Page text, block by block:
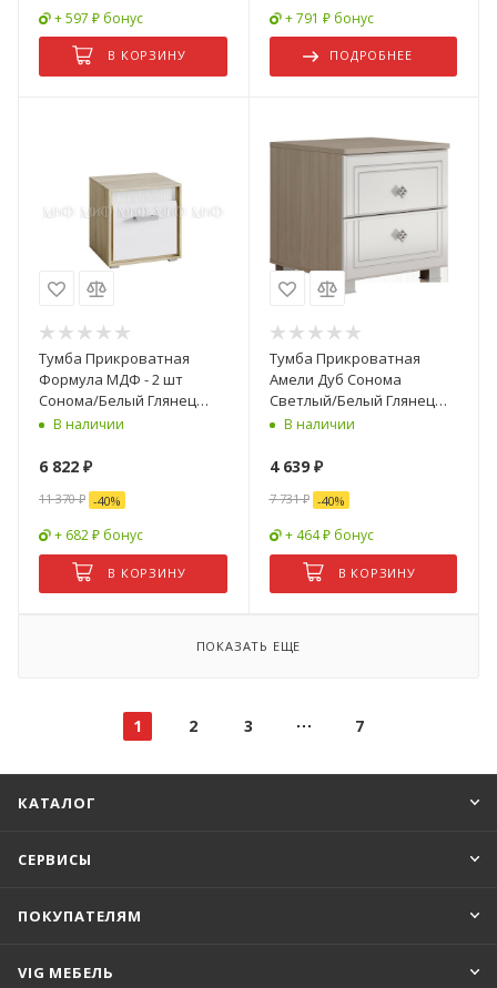
+ 597 ₽ бонус
В КОРЗИНУ
+ 791 ₽ бонус
ПОДРОБНЕЕ
Тумба Прикроватная
Формула МДФ - 2 шт
Сонома/Белый Глянец
(Ш-500 мм x В-506 мм x
В наличии
6 822 ₽
11 370₽ -40%
+ 682 ₽ бонус
В КОРЗИНУ
Тумба Прикроватная
Амели Дуб Сонома
Светлый/Белый Глянец
(Ш-450 х В-471 х Г-453 мм)
В наличии
4 639₽
7 731₽ -40%
+ 464 ₽ бонус
В КОРЗИНУ
ПОКАЗАТЬ ЕЩЕ
1 2 3 7
КАТАЛОГ
СЕРВИСЫ
ПОКУПАТЕЛЯМ
VIG МЕБЕЛЬ